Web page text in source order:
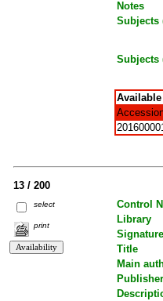
Notes
Subjects
Subjects
13 / 200
select
print
Control
Library
Signature
Title
Main
Publisher